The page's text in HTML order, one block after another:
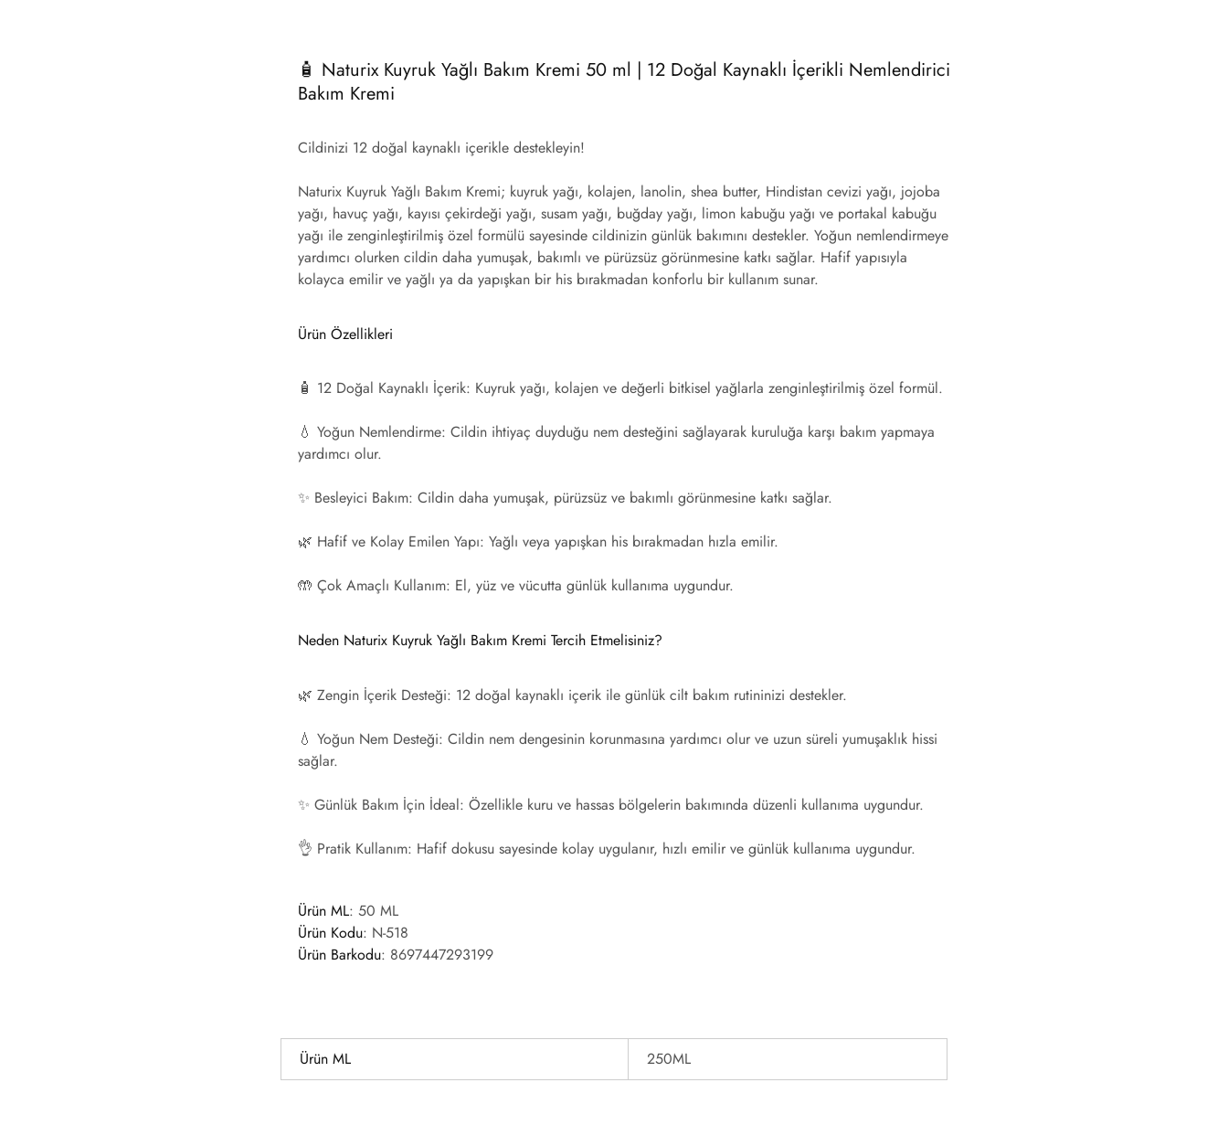
🧴 Naturix Kuyruk Yağlı Bakım Kremi 50 ml | 12 Doğal Kaynaklı İçerikli Nemlendirici
Bakım Kremi
Cildinizi 12 doğal kaynaklı içerikle destekleyin!
Naturix Kuyruk Yağlı Bakım Kremi; kuyruk yağı, kolajen, lanolin, shea butter, Hindistan cevizi yağı, jojoba
yağı, havuç yağı, kayısı çekirdeği yağı, susam yağı, buğday yağı, limon kabuğu yağı ve portakal kabuğu
yağı ile zenginleştirilmiş özel formülü sayesinde cildinizin günlük bakımını destekler. Yoğun nemlendirmeye
yardımcı olurken cildin daha yumuşak, bakımlı ve pürüzsüz görünmesine katkı sağlar. Hafif yapısıyla
kolayca emilir ve yağlı ya da yapışkan bir his bırakmadan konforlu bir kullanım sunar.
Ürün Özellikleri
🧴 12 Doğal Kaynaklı İçerik: Kuyruk yağı, kolajen ve değerli bitkisel yağlarla zenginleştirilmiş özel formül.
💧 Yoğun Nemlendirme: Cildin ihtiyaç duyduğu nem desteğini sağlayarak kuruluğa karşı bakım yapmaya
yardımcı olur.
✨ Besleyici Bakım: Cildin daha yumuşak, pürüzsüz ve bakımlı görünmesine katkı sağlar.
🌿 Hafif ve Kolay Emilen Yapı: Yağlı veya yapışkan his bırakmadan hızla emilir.
🤲 Çok Amaçlı Kullanım: El, yüz ve vücutta günlük kullanıma uygundur.
Neden Naturix Kuyruk Yağlı Bakım Kremi Tercih Etmelisiniz?
🌿 Zengin İçerik Desteği: 12 doğal kaynaklı içerik ile günlük cilt bakım rutininizi destekler.
💧 Yoğun Nem Desteği: Cildin nem dengesinin korunmasına yardımcı olur ve uzun süreli yumuşaklık hissi
sağlar.
✨ Günlük Bakım İçin İdeal: Özellikle kuru ve hassas bölgelerin bakımında düzenli kullanıma uygundur.
👌 Pratik Kullanım: Hafif dokusu sayesinde kolay uygulanır, hızlı emilir ve günlük kullanıma uygundur.
Ürün ML: 50 ML
Ürün Kodu: N-518
Ürün Barkodu: 8697447293199
Ürün ML 250ML